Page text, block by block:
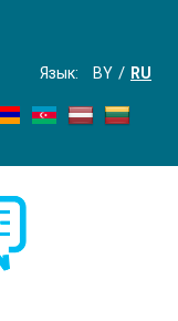
Язык: BY RU